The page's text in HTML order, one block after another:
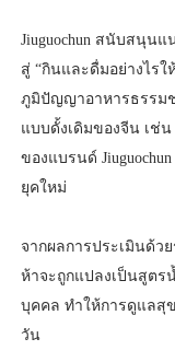
Jiuguochun สนับสนุนแ
สู่ “กินและดื่มอย่างไร
ภูมิปัญญาอาหารธรรม
แบบดั้งเดิมของจีน เช่
ของแบรนด์
ยุคใหม่
จากผลการประเมินด้ว
ห้าจะถูกแปลงเป็นสูตร
บุคคล ทำให้การดูแลสุ
วัน